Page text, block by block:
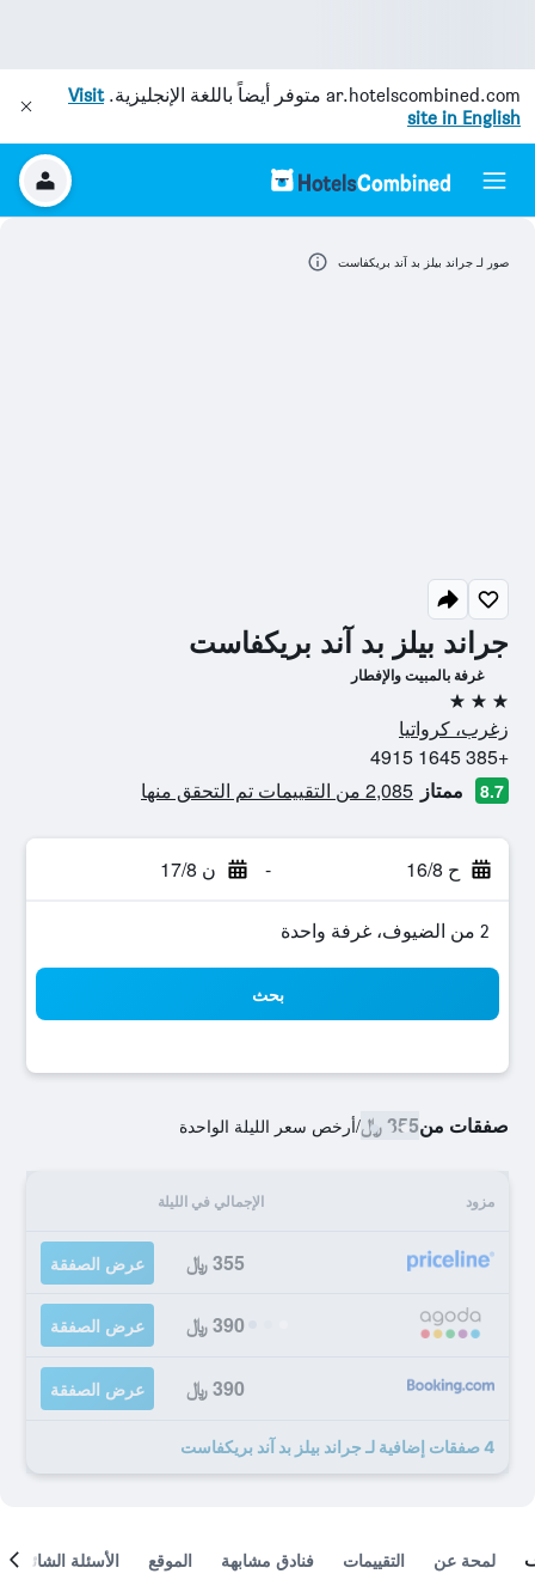
ar.hotelscombined.com متوفر أيضاً باللغة الإنجليزية.Visit
site in English
جراند بيلز بد آند بريكفاست
غرفة بالمبيت والإفطار
3 نجوم
زغرب، كرواتيا
+385 1645 4915
8.7 ممتاز 2,085 من التقييمات تم التحقق منها
ح 16/8 - ن 17/8
2 من الضيوف، غرفة واحدة
بحث
صفقات من355 ﷼ /أرخص سعر الليلة الواحدة
مزود الإجمالي في الليلة
355 ﷼ عرض الصفقة
390 ﷼ عرض الصفقة
390 ﷼ عرض الصفقة
4 صفقات إضافية لـ جراند بيلز بد آند بريكفاست
صور لـ جراند بيلز بد آند بريكفاست
لمحة عن التقييمات فنادق مشابهة الموقع الأسئلة الشائعة